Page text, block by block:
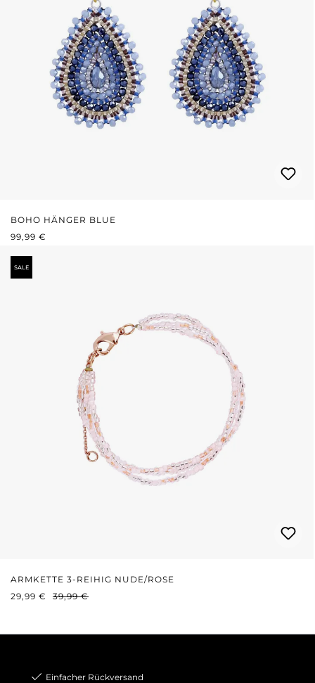
BOHO HÄNGER BLUE
REGULÄRER PREIS:
99,99 €
SALE
ARMKETTE 3-REIHIG NUDE/ROSE
VERKAUFSPREIS:
29,99 € REGULÄRER PREIS:
39,99 €
Einfacher Rückversand